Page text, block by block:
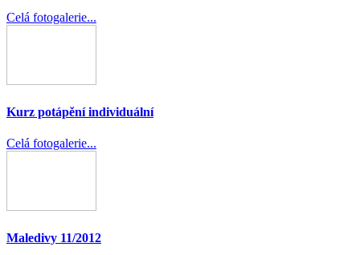
Celá fotogalerie...
Kurz potápění individuální
Celá fotogalerie...
Maledivy 11/2012